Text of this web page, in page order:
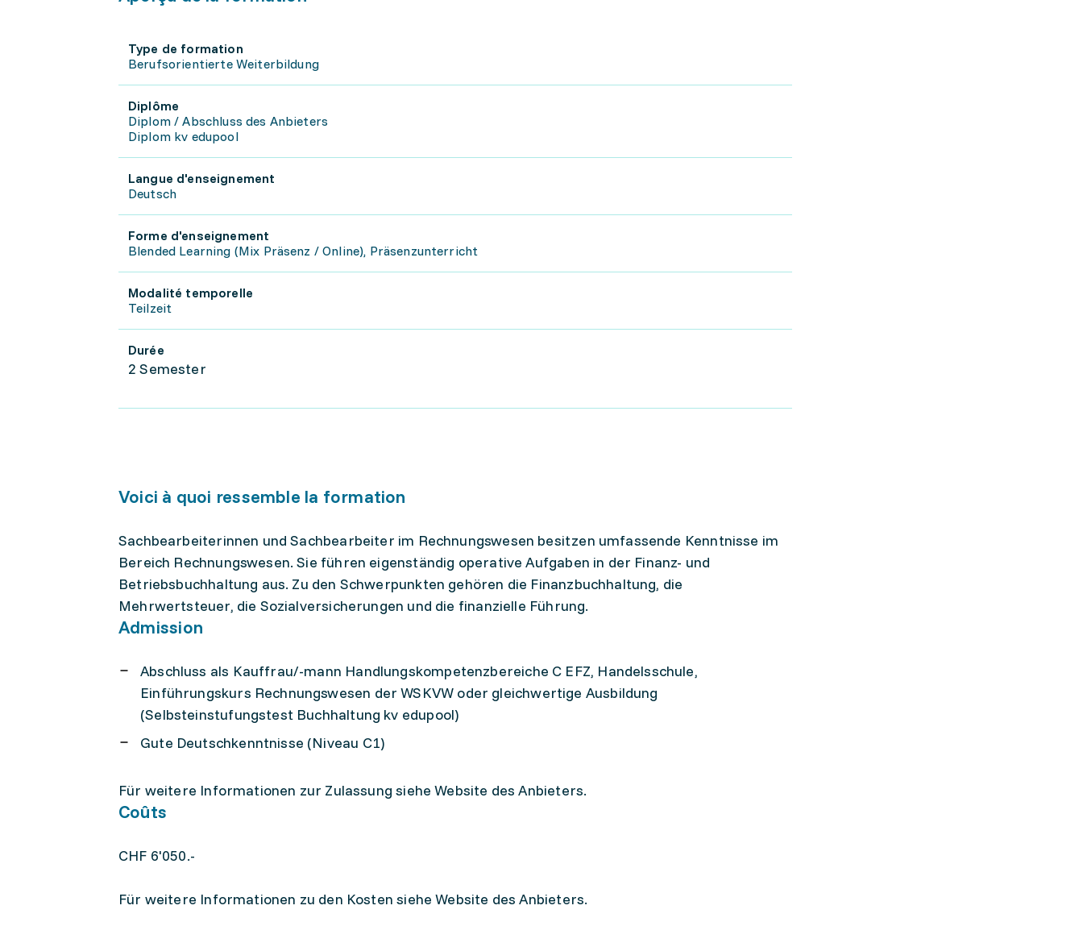
Type de formation
Berufsorientierte Weiterbildung
Diplôme
Diplom / Abschluss des Anbieters
Diplom kv edupool
Langue d'enseignement
Deutsch
Forme d'enseignement
Blended Learning (Mix Präsenz / Online), Präsenzunterricht
Modalité temporelle
Teilzeit
Durée
2 Semester
Voici à quoi ressemble la formation
Sachbearbeiterinnen und Sachbearbeiter im Rechnungswesen besitzen umfassende Kenntnisse im
Bereich Rechnungswesen. Sie führen eigenständig operative Aufgaben in der Finanz- und
Betriebsbuchhaltung aus. Zu den Schwerpunkten gehören die Finanzbuchhaltung, die
Mehrwertsteuer, die Sozialversicherungen und die finanzielle Führung.
Admission
Abschluss als Kauffrau/-mann Handlungskompetenzbereiche C EFZ, Handelsschule,
Einführungskurs Rechnungswesen der WSKVW oder gleichwertige Ausbildung
(Selbsteinstufungstest Buchhaltung kv edupool)
Gute Deutschkenntnisse (Niveau C1)
Für weitere Informationen zur Zulassung siehe Website des Anbieters.
Coûts
CHF 6'050.-
Für weitere Informationen zu den Kosten siehe Website des Anbieters.